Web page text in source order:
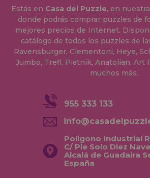
Estás en Casa del Puzzle, en
donde podrás comprar puzzles de
mejores precios de Internet.
catálogo de todos los puzzles de
Ravensburger, Clementoni, Heye,
Jumbo, Trefl, Piatnik, Anatolian, Art
muchos más.
955 333 133
Polígono Industrial
C/ Pie Solo Diez
Alcalá de Guadaira
España